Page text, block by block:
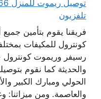
تلفزيون
فريقنا يقوم بتأمين
كونترول للمكيفات
رسيفر وريموت كونترول
والحديثة كما نقوم
الحولي ومبارك الكبير
والعاصمة. ومن ميزاتنا: